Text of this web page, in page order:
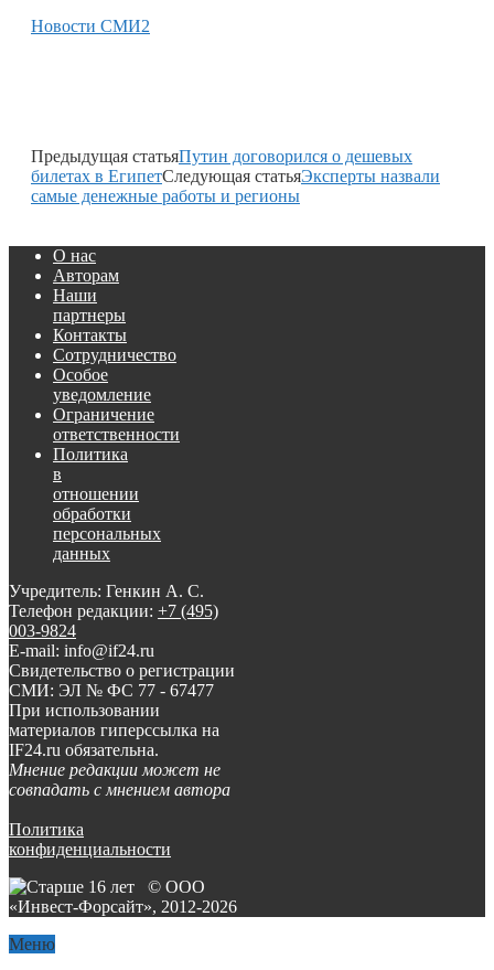
Новости СМИ2
Предыдущая статьяПутин договорился о дешевых
билетах в ЕгипетСледующая статьяЭксперты назвали
самые денежные работы и регионы
О нас
Авторам
Наши
партнеры
Контакты
Сотрудничество
Особое
уведомление
Ограничение
ответственности
Политика
в
отношении
обработки
персональных
данных
Учредитель: Генкин А. С.
Телефон редакции: +7 (495)
003-9824
E-mail: info@if24.ru
Свидетельство о регистрации
СМИ: ЭЛ № ФС 77 - 67477
При использовании
материалов гиперссылка на
IF24.ru обязательна.
Мнение редакции может не
совпадать с мнением автора
Политика
конфиденциальности
© ООО
«Инвест-Форсайт», 2012-2026
Меню